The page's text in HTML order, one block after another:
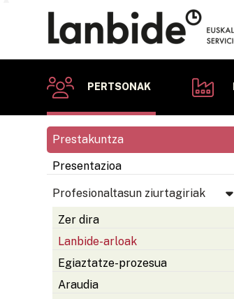
PERTSONAK
Prestakuntza
Presentazioa
Profesionaltasun ziurtagiriak
Zer dira
Lanbide-arloak
Egiaztatze-prozesua
Araudia